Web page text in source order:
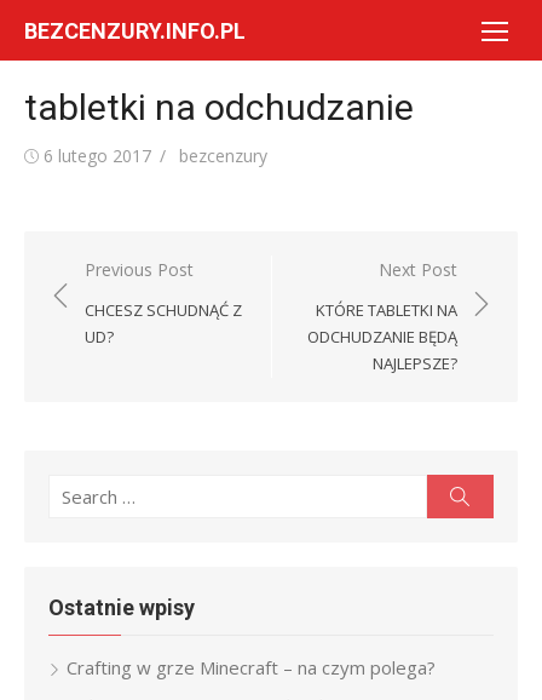
BEZCENZURY.INFO.PL
tabletki na odchudzanie
Posted
6 lutego 2017 Author
bezcenzury
Nawigacja
wpisu
Previous Post
CHCESZ SCHUDNĄĆ Z
UD?
Next Post
KTÓRE TABLETKI NA
ODCHUDZANIE BĘDĄ
NAJLEPSZE?
Search
Ostatnie wpisy
Crafting w grze Minecraft – na czym polega?